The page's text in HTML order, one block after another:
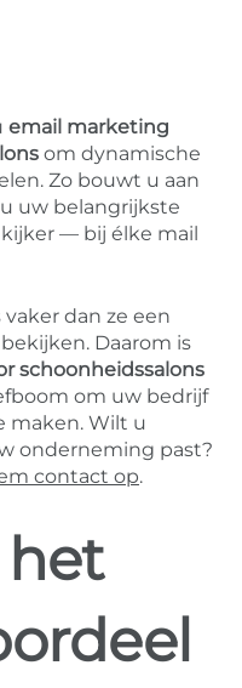
email marketing
om dynamische
Zo bouwt u aan
uw belangrijkste
— bij élke mail
dan ze een
Daarom is
schoonheidssalons
om uw bedrijf
maken. Wilt u
onderneming past?
contact op.